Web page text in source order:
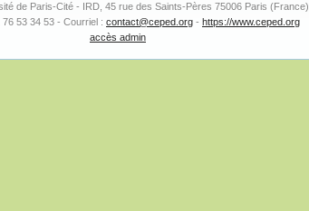
de Paris-Cité - IRD, 45 rue des Saints-Pères 75006 Paris (France)
53 34 53 - Courriel : contact@ceped.org - https://www.ceped.org
accès admin